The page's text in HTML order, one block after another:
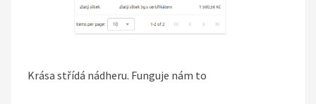
Krása střídá nádheru. Funguje nám to